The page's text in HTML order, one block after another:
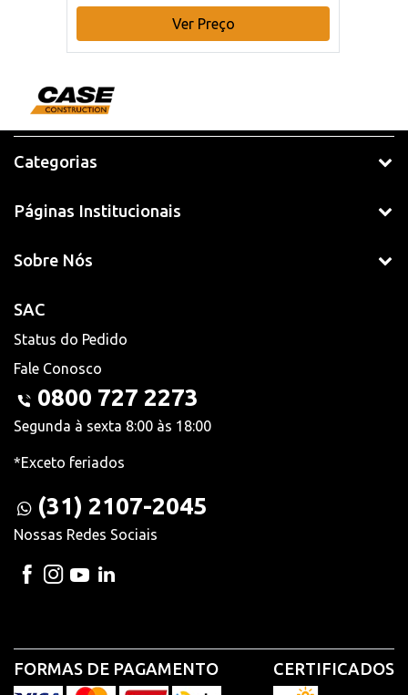
Ver Preço
Categorias
Páginas Institucionais
Sobre Nós
SAC
Status do Pedido
Fale Conosco
0800 727 2273
Segunda à sexta 8:00 às 18:00
*Exceto feriados
(31) 2107-2045
Nossas Redes Sociais
FORMAS DE PAGAMENTO CERTIFICADOS